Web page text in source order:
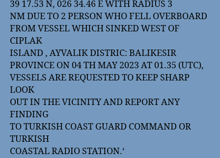
39 17.53 N, 026 34.46 E WITH RADIUS 3
NM DUE TO 2 PERSON WHO FELL OVERBOARD
FROM VESSEL WHICH SINKED WEST OF
CIPLAK
ISLAND , AYVALIK DISTRIC: BALIKESIR
PROVINCE ON 04 TH MAY 2023 AT 01.35 (UTC),
VESSELS ARE REQUESTED TO KEEP SHARP
LOOK
OUT IN THE VICINITY AND REPORT ANY
FINDING
TO TURKISH COAST GUARD COMMAND OR
TURKISH
COASTAL RADIO STATION.‘